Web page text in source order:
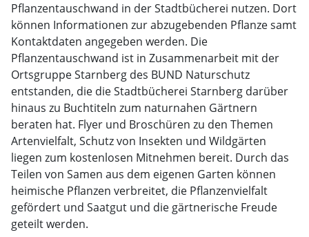
Pflanzentauschwand in der Stadtbücherei nutzen. Dort
können Informationen zur abzugebenden Pflanze samt
Kontaktdaten angegeben werden. Die
Pflanzentauschwand ist in Zusammenarbeit mit der
Ortsgruppe Starnberg des BUND Naturschutz
entstanden, die die Stadtbücherei Starnberg darüber
hinaus zu Buchtiteln zum naturnahen Gärtnern
beraten hat. Flyer und Broschüren zu den Themen
Artenvielfalt, Schutz von Insekten und Wildgärten
liegen zum kostenlosen Mitnehmen bereit. Durch das
Teilen von Samen aus dem eigenen Garten können
heimische Pflanzen verbreitet, die Pflanzenvielfalt
gefördert und Saatgut und die gärtnerische Freude
geteilt werden.